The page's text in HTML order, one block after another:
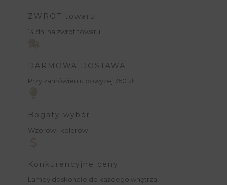
ZWROT towaru
14 dni na zwrot towaru.
DARMOWA DOSTAWA
Przy zamówieniu powyżej 350 zł.
Bogaty wybór
Wzorów i kolorów
Konkurencyjne ceny
Lampy doskonałe do każdego wnętrza